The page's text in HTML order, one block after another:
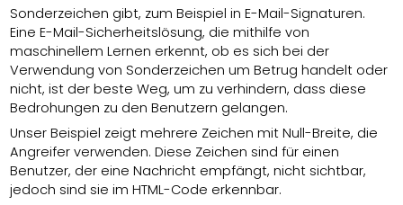
Sonderzeichen gibt, zum Beispiel in E-Mail-Signaturen.
Eine E-Mail-Sicherheitslösung, die mithilfe von
maschinellem Lernen erkennt, ob es sich bei der
Verwendung von Sonderzeichen um Betrug handelt oder
nicht, ist der beste Weg, um zu verhindern, dass diese
Bedrohungen zu den Benutzern gelangen.
Unser Beispiel zeigt mehrere Zeichen mit Null-Breite, die
Angreifer verwenden. Diese Zeichen sind für einen
Benutzer, der eine Nachricht empfängt, nicht sichtbar,
jedoch sind sie im HTML-Code erkennbar.